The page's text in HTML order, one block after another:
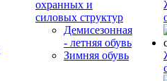
охранных и
силовых структур
Демисезонная
- летняя обувь
Зимняя обувь